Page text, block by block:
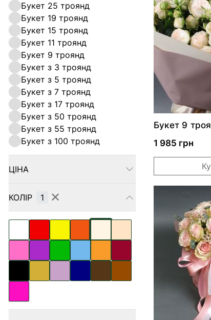
Букет 25 троянд
Букет 19 троянд
Букет 15 троянд
Букет 11 троянд
Букет 9 троянд
Букет з 3 троянд
Букет з 5 троянд
Букет з 7 троянд
Букет з 17 троянд
Букет з 50 троянд
Букет з 55 троянд
Букет з 100 троянд
ЦІНА
FILTER
КОЛІР 1 ✕
Букет 9
1 985 грн